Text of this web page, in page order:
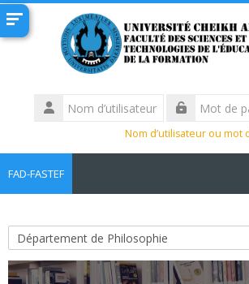
Passer au contenu principal
Nom
d’utilisateur
Nom d’utilisateur ou mot
FAD-FASTEF
Rechercher
des
cours
Catégories de cours